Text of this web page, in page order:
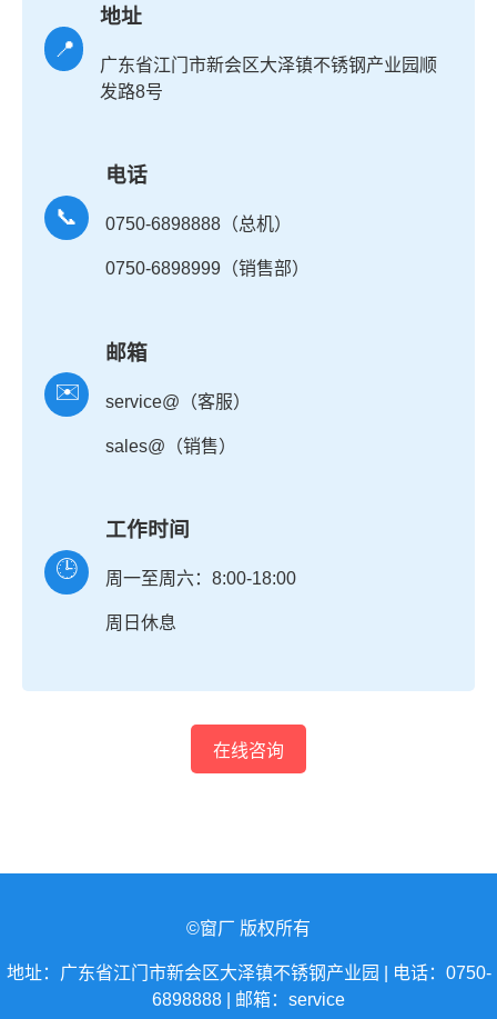
📍
地址
广东省江门市新会区大泽镇不锈钢产业园顺
发路8号
📞
电话
0750-6898888（总机）
0750-6898999（销售部）
✉️
邮箱
service@（客服）
sales@（销售）
🕒
工作时间
周一至周六：8:00-18:00
周日休息
在线咨询
©窗厂 版权所有
地址：广东省江门市新会区大泽镇不锈钢产业园 | 电话：0750-
6898888 | 邮箱：service